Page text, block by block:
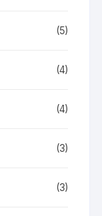
(5)
(4)
(4)
(3)
(3)